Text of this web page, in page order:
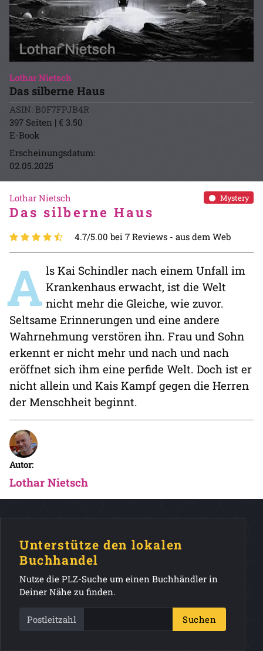
Lothar Nietsch
Das silberne Haus
ASIN: B0F7FPJB4R
397 Seiten | € 3.50
E-Book
Erscheinungsdatum:
02.05.2025
Mystery
Lothar Nietsch
Das silberne Haus
4.7/5.00 bei 7 Reviews - aus dem Web
A ls Kai Schindler nach einem Unfall im
Krankenhaus erwacht, ist die Welt
nicht mehr die Gleiche, wie zuvor.
Seltsame Erinnerungen und eine andere
Wahrnehmung verstören ihn. Frau und Sohn
erkennt er nicht mehr und nach und nach
eröffnet sich ihm eine perfide Welt. Doch ist er
nicht allein und Kais Kampf gegen die Herren
der Menschheit beginnt.
Autor:
Lothar Nietsch
Unterstütze den lokalen
Buchhandel
Nutze die PLZ-Suche um einen Buchhändler in
Deiner Nähe zu finden.
Postleitzahl Suchen